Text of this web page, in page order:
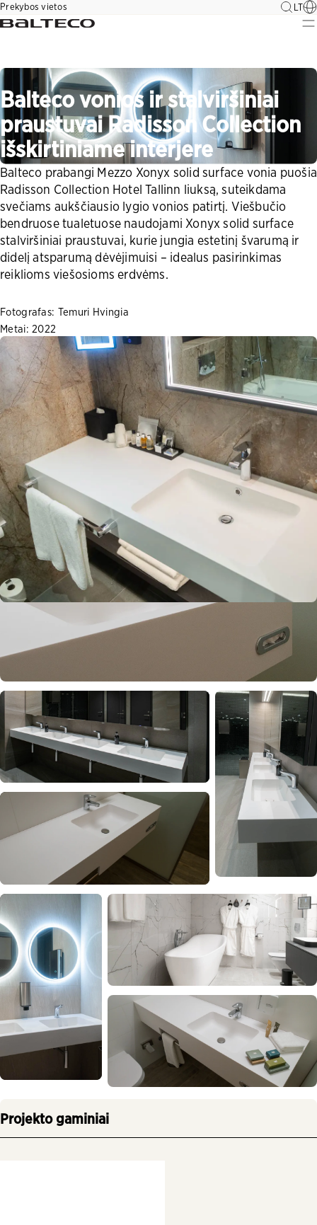
Eiti
prie
Prekybos vietos LT
Balteco vonios ir stalviršiniai
praustuvai Radisson Collection
išskirtiniame interjere
Balteco prabangi Mezzo Xonyx solid surface vonia puošia
Radisson Collection Hotel Tallinn liuksą, suteikdama
svečiams aukščiausio lygio vonios patirtį. Viešbučio
bendruose tualetuose naudojami Xonyx solid surface
stalviršiniai praustuvai, kurie jungia estetinį švarumą ir
didelį atsparumą dėvėjimuisi – idealus pasirinkimas
reiklioms viešosioms erdvėms.
Fotografas: Temuri Hvingia
Metai: 2022
Projekto gaminiai